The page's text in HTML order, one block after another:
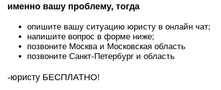
именно вашу проблему, тогда
опишите вашу ситуацию юристу в онлайн чат;
напишите вопрос в форме ниже;
позвоните Москва и Московская область
позвоните Санкт-Петербург и область
-юристу БЕСПЛАТНО!